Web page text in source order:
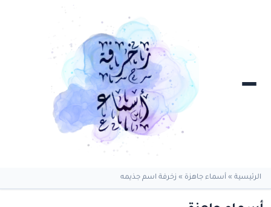
الرئيسية » أسماء جاهزة » زخرفة اسم جذيمه